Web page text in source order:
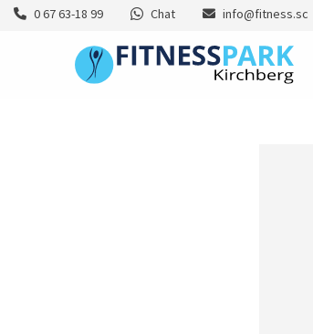
0 67 63-18 99 Chat info@fitness.sc